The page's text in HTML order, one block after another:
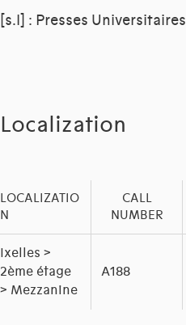
[s.l] : Presses
Localization
LOCALIZATIO
N
CALL
NUMBER
Ixelles >
2ème étage
> Mezzanine
A188